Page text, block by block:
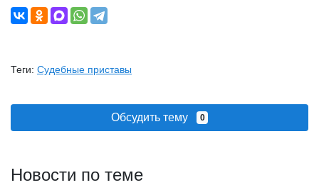
Теги: Судебные приставы
Обсудить тему 0
Новости по теме